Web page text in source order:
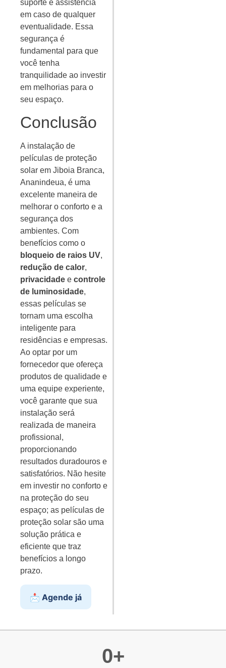
suporte e assistência
em caso de qualquer
eventualidade. Essa
segurança é
fundamental para que
você tenha
tranquilidade ao investir
em melhorias para o
seu espaço.
Conclusão
A instalação de
películas de proteção
solar em Jiboia Branca,
Ananindeua, é uma
excelente maneira de
melhorar o conforto e a
segurança dos
ambientes. Com
benefícios como o
bloqueio de raios UV,
redução de calor,
privacidade e controle
de luminosidade,
essas películas se
tornam uma escolha
inteligente para
residências e empresas.
Ao optar por um
fornecedor que ofereça
produtos de qualidade e
uma equipe experiente,
você garante que sua
instalação será
realizada de maneira
profissional,
proporcionando
resultados duradouros e
satisfatórios. Não hesite
em investir no conforto e
na proteção do seu
espaço; as películas de
proteção solar são uma
solução prática e
eficiente que traz
benefícios a longo
prazo.
📩 Agende já
0+